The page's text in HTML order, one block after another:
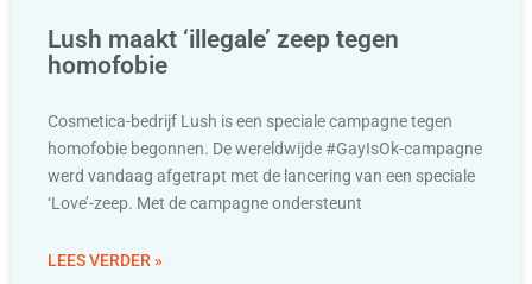
Lush maakt ‘illegale’ zeep tegen
homofobie
Cosmetica-bedrijf Lush is een speciale campagne tegen
homofobie begonnen. De wereldwijde #GayIsOk-campagne
werd vandaag afgetrapt met de lancering van een speciale
‘Love’-zeep. Met de campagne ondersteunt
LEES VERDER »